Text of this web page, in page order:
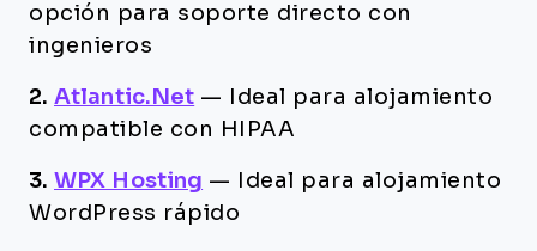
opción para soporte directo con
ingenieros
2. Atlantic.Net —
Ideal para alojamiento
compatible con HIPAA
3. WPX Hosting —
Ideal para alojamiento
WordPress rápido